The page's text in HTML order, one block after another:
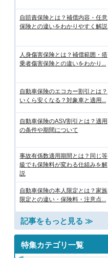
自賠責保険とは？補償内容・任意
保険との違いをわかりやすく解説
人身傷害保険とは？補償範囲・搭
乗者傷害保険との違いをわかり...
自動車保険のエコカー割引とは？
いくら安くなる？対象車と適用...
自動車保険のASV割引とは？適用
の条件や期間について
事故有係数適用期間とは？同じ等
級でも保険料が変わる仕組みを解
説
自動車保険の本人限定とは？家族
限定との違い・保険料・注意点...
記事をもっと見る ≫
特集カテゴリ一覧